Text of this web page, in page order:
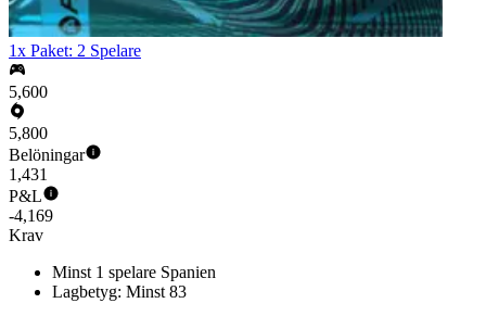
1x Paket: 2 Spelare
5,600
5,800
Belöningar
1,431
P&L
-4,169
Krav
Minst 1 spelare Spanien
Lagbetyg: Minst 83